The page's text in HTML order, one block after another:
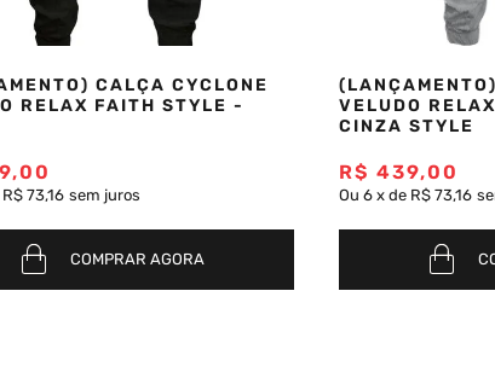
CALÇA CYCLONE
RELAX FAITH STYLE -
,00
R$ 73,16 sem juros
COMPRAR AGORA
VELUDO
CINZA STYLE
R$ 439,00
Ou6 x de R$ 73,16